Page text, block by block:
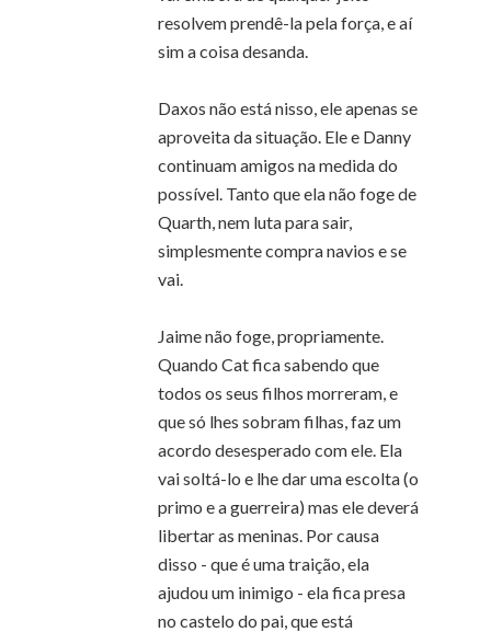
resolvem prendê-la pela força, e aí
sim a coisa desanda.
Daxos não está nisso, ele apenas se
aproveita da situação. Ele e Danny
continuam amigos na medida do
possível. Tanto que ela não foge de
Quarth, nem luta para sair,
simplesmente compra navios e se
vai.
Jaime não foge, propriamente.
Quando Cat fica sabendo que
todos os seus filhos morreram, e
que só lhes sobram filhas, faz um
acordo desesperado com ele. Ela
vai soltá-lo e lhe dar uma escolta (o
primo e a guerreira) mas ele deverá
libertar as meninas. Por causa
disso - que é uma traição, ela
ajudou um inimigo - ela fica presa
no castelo do pai, que está